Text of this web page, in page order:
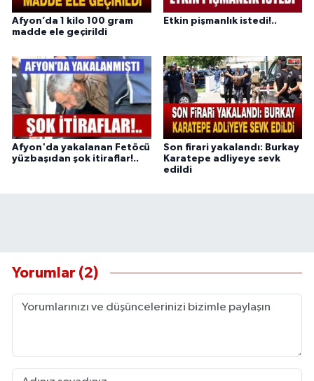
Afyon’da 1 kilo 100 gram
madde ele geçirildi
Etkin pişmanlık istedi!..
Afyon'da yakalanan Fetöcü
yüzbaşıdan şok itiraflar!..
Son firari yakalandı: Burkay
Karatepe adliyeye sevk
edildi
Yorumlar (2)